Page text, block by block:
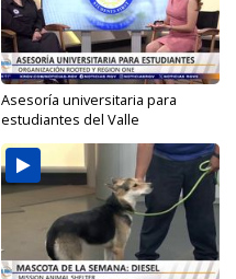
Asesoría universitaria para
estudiantes del Valle